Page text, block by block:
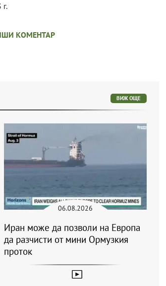
КОМЕНТАР
опасни и забранени
продукти за
растителна защита
Симеон Наковски
Затварят
Варненско за ремонт
ВИЖ ОЩЕ
06.08.2026
Иран може да позволи на Европа
да разчисти от мини Ормузкия
проток